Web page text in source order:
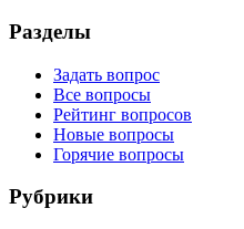
Разделы
Задать вопрос
Все вопросы
Рейтинг вопросов
Новые вопросы
Горячие вопросы
Рубрики